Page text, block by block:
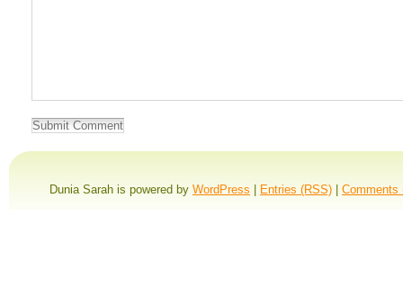
Dunia Sarah is powered by WordPress | Entries (RSS) | Comments